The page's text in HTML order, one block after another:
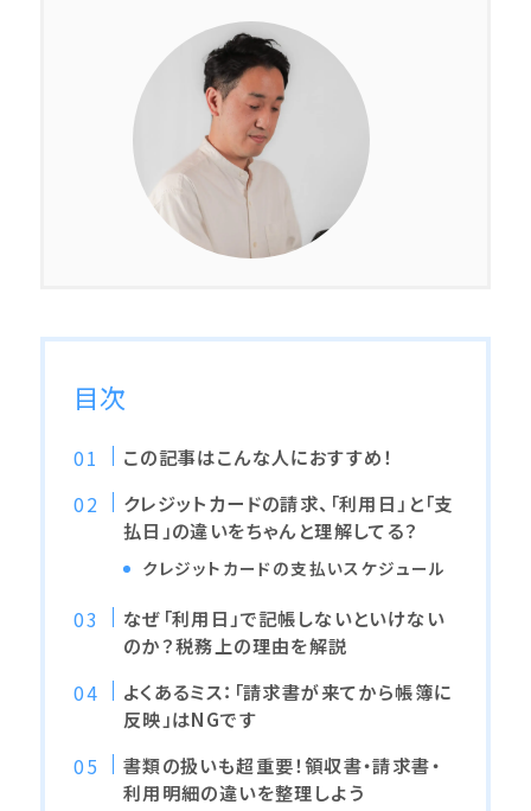
目次
この記事はこんな人におすすめ！
クレジットカードの請求、「利用日」と「支
払日」の違いをちゃんと理解してる？
クレジットカードの支払いスケジュール
なぜ「利用日」で記帳しないといけない
のか？税務上の理由を解説
よくあるミス：「請求書が来てから帳簿に
反映」はNGです
書類の扱いも超重要！領収書・請求書・
利用明細の違いを整理しよう